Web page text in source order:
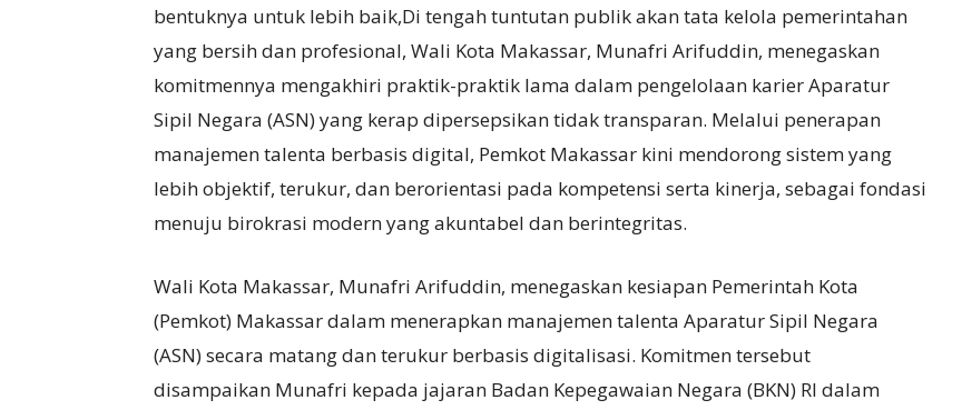
bentuknya untuk lebih baik,Di tengah tuntutan publik akan tata kelola pemerintahan
yang bersih dan profesional, Wali Kota Makassar, Munafri Arifuddin, menegaskan
komitmennya mengakhiri praktik-praktik lama dalam pengelolaan karier Aparatur
Sipil Negara (ASN) yang kerap dipersepsikan tidak transparan. Melalui penerapan
manajemen talenta berbasis digital, Pemkot Makassar kini mendorong sistem yang
lebih objektif, terukur, dan berorientasi pada kompetensi serta kinerja, sebagai fondasi
menuju birokrasi modern yang akuntabel dan berintegritas.
Wali Kota Makassar, Munafri Arifuddin, menegaskan kesiapan Pemerintah Kota
(Pemkot) Makassar dalam menerapkan manajemen talenta Aparatur Sipil Negara
(ASN) secara matang dan terukur berbasis digitalisasi. Komitmen tersebut
disampaikan Munafri kepada jajaran Badan Kepegawaian Negara (BKN) RI dalam